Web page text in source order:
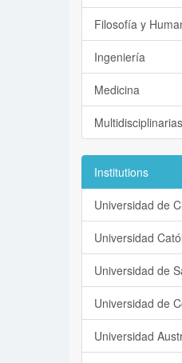
Filosofía y
Ingeniería
Medicina
Multidisciplinarias
Institutions
Universidad de
Universidad
Universidad de
Universidad de
Universidad